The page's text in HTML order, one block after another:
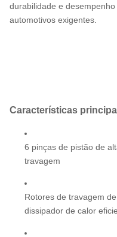
durabilidade e
automotivos exigentes.
Características
6 pinças de pistão de
travagem
Rotores de travagem
dissipador de calor